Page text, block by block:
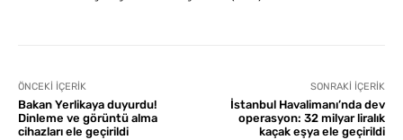
ÖNCEKI İÇERIK
Bakan Yerlikaya duyurdu!
Dinleme ve görüntü alma
cihazları ele geçirildi
SONRAKI İÇERIK
İstanbul Havalimanı’nda dev
operasyon: 32 milyar liralık
kaçak eşya ele geçirildi